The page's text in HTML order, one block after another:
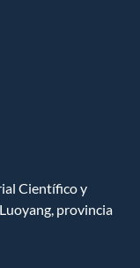
Científico y
provincia